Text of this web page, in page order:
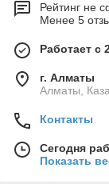
Рейтинг не
Менее 5
Работает с
г. Алматы
Алматы,
Контакты
Сегодня
Показать